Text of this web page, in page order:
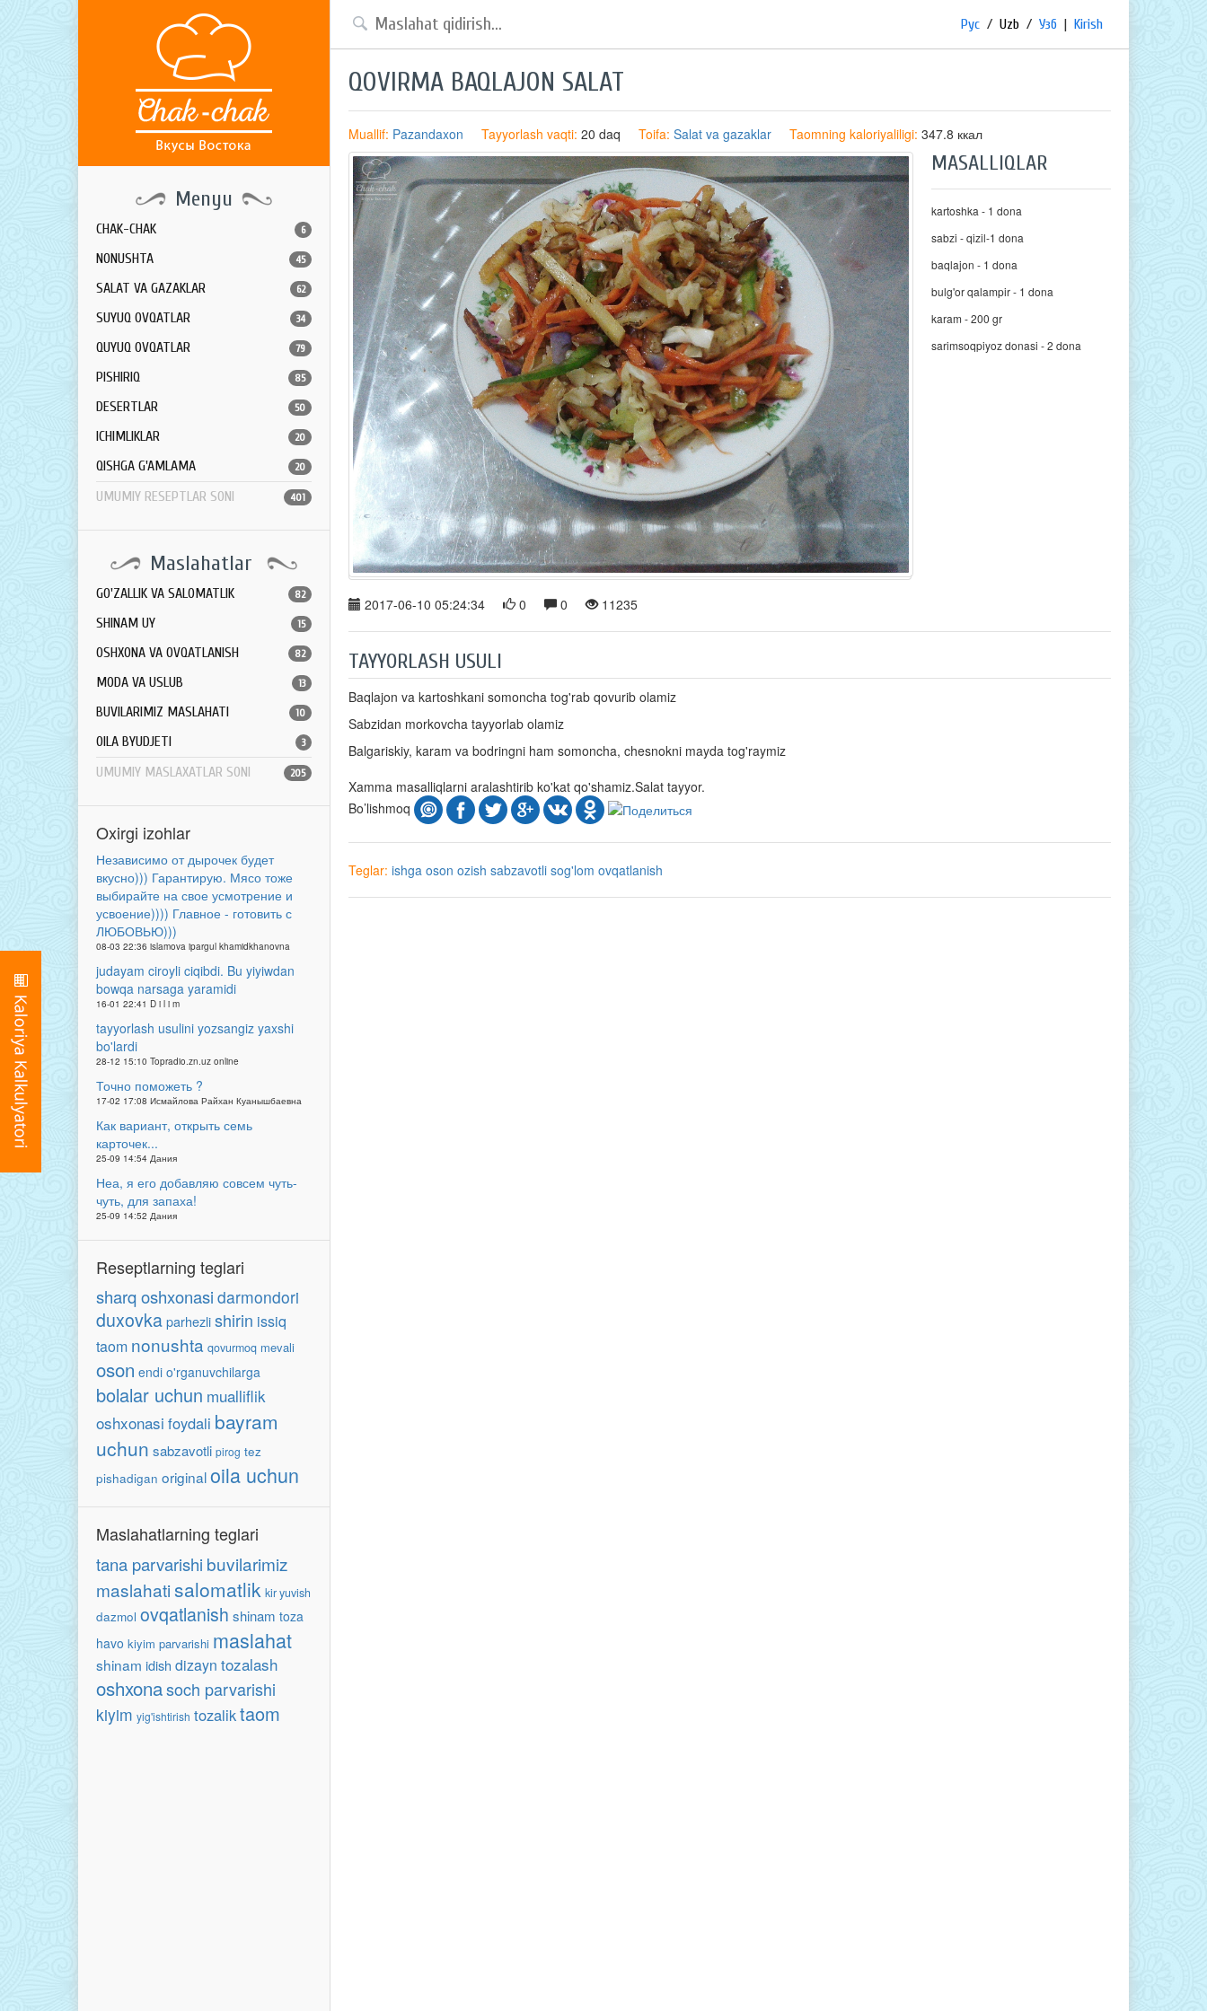
Menyu
CHAK-CHAK 6
NONUSHTA 45
SALAT VA GAZAKLAR 62
SUYUQ OVQATLAR 34
QUYUQ OVQATLAR 79
PISHIRIQ 85
DESERTLAR 50
ICHIMLIKLAR 20
QISHGA G'AMLAMA 20
UMUMIY RESEPTLAR SONI 401
Maslahatlar
GO'ZALLIK VA SALOMATLIK 82
SHINAM UY 15
OSHXONA VA OVQATLANISH 82
MODA VA USLUB 13
BUVILARIMIZ MASLAHATI 10
OILA BYUDJETI 3
UMUMIY MASLAXATLAR SONI 205
Oxirgi izohlar
Независимо от дырочек будет
вкусно))) Гарантирую. Мясо тоже
выбирайте на свое усмотрение и
усвоение)))) Главное - готовить с
ЛЮБОВЬЮ)))
08-03 22:36 islamova ipargul khamidkhanovna
judayam ciroyli ciqibdi. Bu yiyiwdan
bowqa narsaga yaramidi
16-01 22:41 D i l i m
tayyorlash usulini yozsangiz yaxshi
bo'lardi
28-12 15:10 Topradio.zn.uz online
Точно поможеть ?
17-02 17:08 Исмайлова Райхан Куанышбаевна
Как вариант, открыть семь
карточек...
25-09 14:54 Дания
Неа, я его добавляю совсем чуть-
чуть, для запаха!
25-09 14:52 Дания
Reseptlarning teglari
sharq oshxonasi darmondori
duxovkaparhezlishirin issiq
taom nonushta qovurmoq mevali
oson endi o'rganuvchilarga
bolalar uchun mualliflik
oshxonasi foydali bayram
uchun sabzavotli pirog tez
pishadigan originaloila uchun
Maslahatlarning teglari
tana parvarishi buvilarimiz
maslahatisalomatlik kir yuvish
dazmol ovqatlanish shinam toza
havo kiyim parvarishi maslahat
shinam idish dizayn tozalash
oshxonasoch parvarishi
kiyim yig'ishtirish tozaliktaom
Рус / Uzb / Узб | Kirish
QOVIRMA BAQLAJON SALAT
Muallif: Pazandaxon Tayyorlash vaqti: 20 daq Toifa: Salat va gazaklar Taomning kaloriyaliligi: 347.8 ккал
2017-06-10 05:24:34 0 0 11235
MASALLIQLAR
kartoshka - 1 dona
sabzi - qizil-1 dona
baqlajon - 1 dona
bulg'or qalampir - 1 dona
karam - 200 gr
sarimsoqpiyoz donasi - 2 dona
TAYYORLASH USULI
Baqlajon va kartoshkani somoncha tog'rab qovurib olamiz
Sabzidan morkovcha tayyorlab olamiz
Balgariskiy, karam va bodringni ham somoncha, chesnokni mayda tog'raymiz
Xamma masalliqlarni aralashtirib ko'kat qo'shamiz.Salat tayyor.
Bo’lishmoq
Teglar: ishga oson ozish sabzavotli sog'lom ovqatlanish